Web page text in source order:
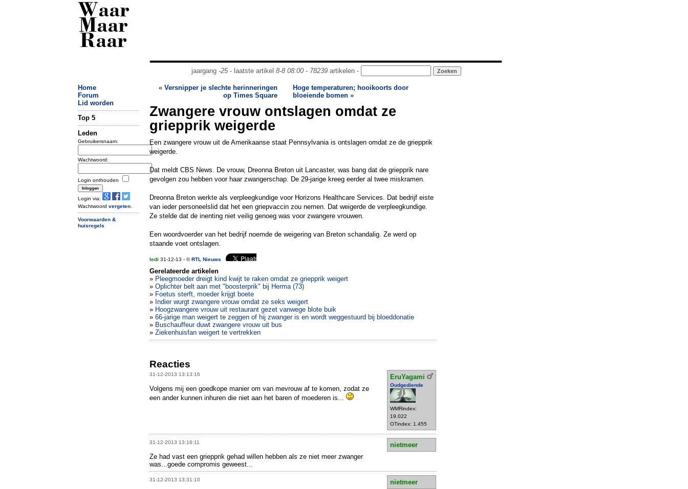
Waar
Maar
Raar
jaargang -25- laatste artikel 8-8 08:00- 78239artikelen -
Home
Forum
Lid worden
Top 5
Leden
Gebruikersnaam:
Wachtwoord:
Login onthouden
Login via:
Wachtwoord vergeten
Voorwaarden &
huisregels
« Versnipper je slechte herinneringen
op Times Square
Hoge temperaturen; hooikoorts door
bloeiende bomen »
Zwangere vrouw ontslagen omdat ze
griepprik weigerde
Een zwangere vrouw uit de Amerikaanse staat Pennsylvania is ontslagen omdat ze de griepprik
weigerde.
Dat meldt CBS News. De vrouw, Dreonna Breton uit Lancaster, was bang dat de griepprik nare
gevolgen zou hebben voor haar zwangerschap. De 29-jarige kreeg eerder al twee miskramen.
Dreonna Breton werkte als verpleegkundige voor Horizons Healthcare Services. Dat bedrijf eiste
van ieder personeelslid dat het een griepvaccin zou nemen. Dat weigerde de verpleegkundige.
Ze stelde dat de inenting niet veilig genoeg was voor zwangere vrouwen.
Een woordvoerder van het bedrijf noemde de weigering van Breton schandalig. Ze werd op
staande voet ontslagen.
ledi 31-12-13 - ©RTL Nieuws
Gerelateerde artikelen
» Pleegmoeder dreigt kind kwijt te raken omdat ze griepprik weigert
» Oplichter belt aan met "boosterprik" bij Herma (73)
» Foetus sterft, moeder krijgt boete
» Indier wurgt zwangere vrouw omdat ze seks weigert
» Hoogzwangere vrouw uit restaurant gezet vanwege blote buik
» 66-jarige man weigert te zeggen of hij zwanger is en wordt weggestuurd bij bloeddonatie
» Buschauffeur duwt zwangere vrouw uit bus
» Ziekenhuisfan weigert te vertrekken
Reacties
31-12-2013 13:13:16 EruYagami
Oudgediende
WMRindex:
19.022
OTindex: 1.455
Volgens mij een goedkope manier om van mevrouw af te komen, zodat ze
een ander kunnen inhuren die niet aan het baren of moederen is...
31-12-2013 13:16:11
nietmeer
Ze had vast een griepprik gehad willen hebben als ze niet meer zwanger
was...goede compromis geweest...
31-12-2013 13:31:10
nietmeer